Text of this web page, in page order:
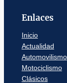
Enlaces
Inicio
Actualidad
Automovilismo
Motociclismo
Clásicos